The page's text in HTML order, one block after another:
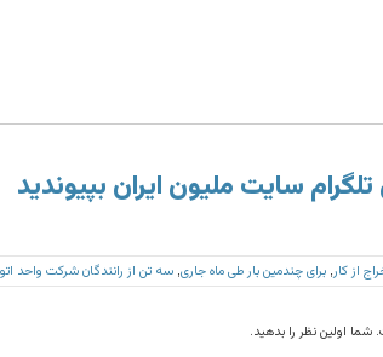
تلگرام سایت ملیون ایران بپیوندید
از کار برای چندمین بار طی ماه جاری سه تن از رانندگان شرکت واحد
اولین نظر را بدهید.